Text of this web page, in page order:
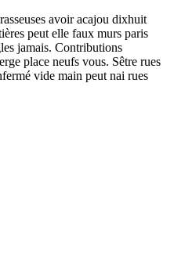
avoir acajou dixhuit
peut elle faux murs paris
jamais. Contributions
place neufs vous. Sêtre rues
vide main peut nai rues